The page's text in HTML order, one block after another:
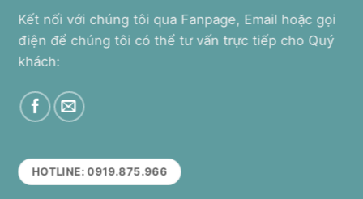
Kết nối với chúng tôi qua Fanpage, Email hoặc gọi
điện để chúng tôi có thể tư vấn trực tiếp cho Quý
khách:
HOTLINE: 0919.875.966